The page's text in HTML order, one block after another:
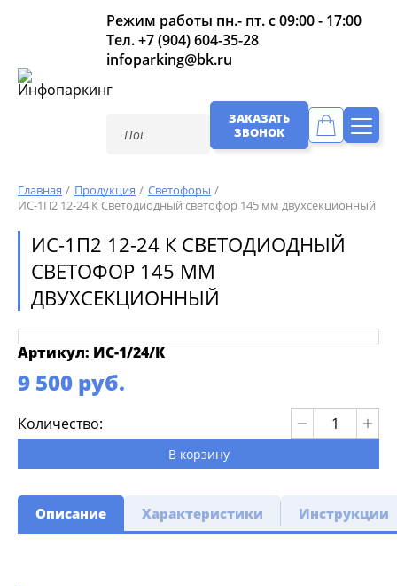
Режим работы пн.- пт. с 09:00 - 17:00
Тел.+7 (904) 604-35-28
infoparking@bk.ru
ЗАКАЗАТЬ
ЗВОНОК
Главная Продукция
Светофоры
ИС-1П2 12-24 К Светодиодный светофор 145 мм двухсекционный
ИС-1П2 12-24 К СВЕТОДИОДНЫЙ
СВЕТОФОР 145 ММ
ДВУХСЕКЦИОННЫЙ
Артикул: ИС-1/24/К
9 500 руб.
Количество:
В корзину
Описание Характеристики Инструкции